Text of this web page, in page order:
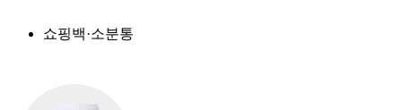
쇼핑백·소분통